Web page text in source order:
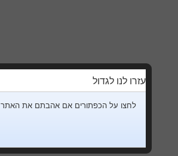
עזרו לנו לגדול
לחצו על הכפתורים אם אהבתם את האתר